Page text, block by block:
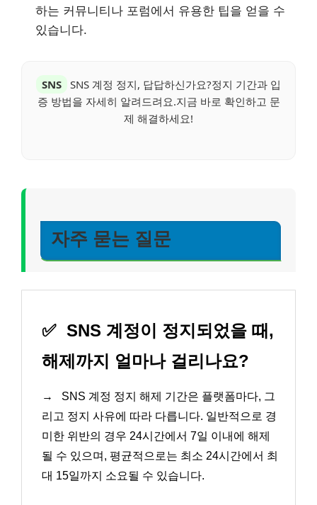
하는 커뮤니티나 포럼에서 유용한 팁을 얻을 수
있습니다.
SNS SNS 계정 정지, 답답하신가요?정지 기간과 입
증 방법을 자세히 알려드려요.지금 바로 확인하고 문
제 해결하세요!
자주 묻는 질문
✅ SNS 계정이 정지되었을 때,
해제까지 얼마나 걸리나요?
→
SNS 계정 정지 해제 기간은 플랫폼마다, 그
리고 정지 사유에 따라 다릅니다. 일반적으로 경
미한 위반의 경우 24시간에서 7일 이내에 해제
될 수 있으며, 평균적으로는 최소 24시간에서 최
대 15일까지 소요될 수 있습니다.